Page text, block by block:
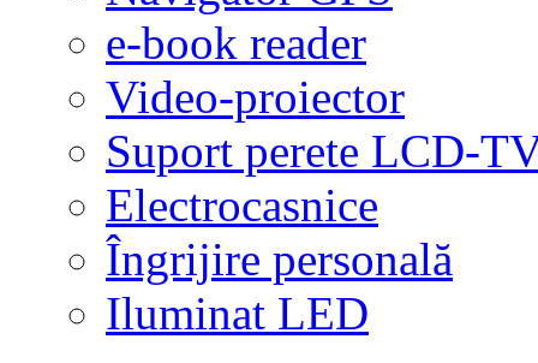
e-book reader
Video-proiector
Suport perete LCD-
Electrocasnice
Îngrijire personală
Iluminat LED